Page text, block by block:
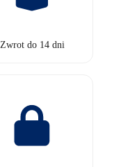
Zwrot do 14 dni